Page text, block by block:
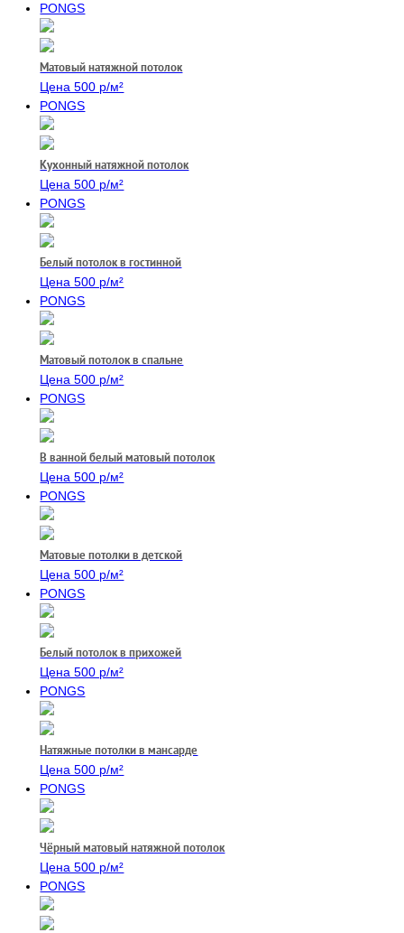
PONGS
Матовый натяжной потолок
Цена 500 р/м²
PONGS
Кухонный натяжной потолок
Цена 500 р/м²
PONGS
Белый потолок в гостинной
Цена 500 р/м²
PONGS
Матовый потолок в спальне
Цена 500 р/м²
PONGS
В ванной белый матовый потолок
Цена 500 р/м²
PONGS
Матовые потолки в детской
Цена 500 р/м²
PONGS
Белый потолок в прихожей
Цена 500 р/м²
PONGS
Натяжные потолки в мансарде
Цена 500 р/м²
PONGS
Чёрный матовый натяжной потолок
Цена 500 р/м²
PONGS